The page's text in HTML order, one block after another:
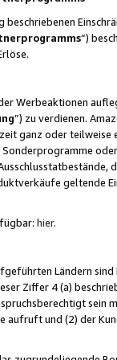
“)
Werbeaktionen
”) zu verdienen.
ganz oder
geltende
hier.
Ländern
Ziffer 4 (a)
sein
und (2) der